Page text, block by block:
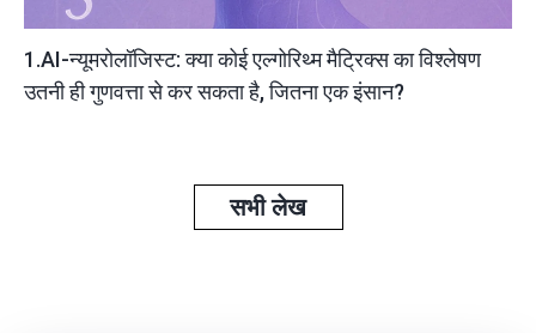
1.AI-न्यूमरोलॉजिस्ट: क्या कोई एल्गोरिथ्म मैट्रिक्स का विश्लेषण
उतनी ही गुणवत्ता से कर सकता है, जितना एक इंसान?
सभी लेख